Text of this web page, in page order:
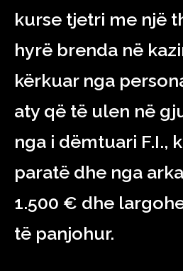
kurse tjetri me një
hyrë brenda në
kërkuar nga
aty që të ulen në
nga i dëmtuari F.I.,
paratë dhe nga
1.500 € dhe
të panjohur.